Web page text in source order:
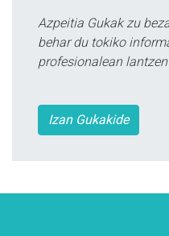
Azpeitia Gukak zu
behar du tokiko
profesionalean
Izan Gukakide